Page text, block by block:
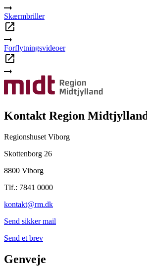
Skærmbriller
Forflytningsvideoer
Kontakt Region Midtjylland
Regionshuset Viborg
Skottenborg 26
8800 Viborg
Tlf.: 7841 0000
kontakt@rm.dk
Send sikker mail
Send et brev
Genveje